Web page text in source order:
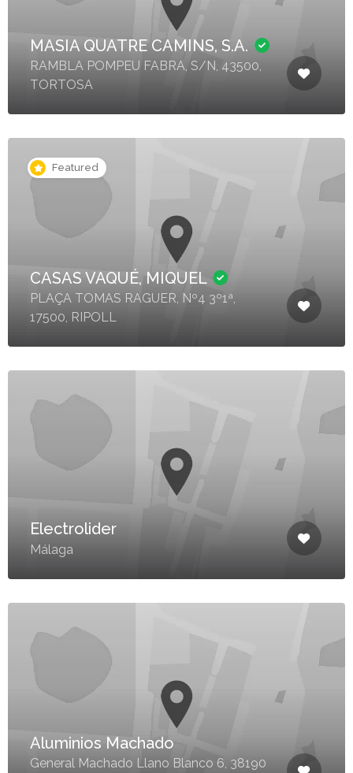
MASIA QUATRE CAMINS, S.A.
RAMBLA POMPEU FABRA, S/N, 43500,
TORTOSA
Featured
CASAS VAQUÉ, MIQUEL
PLAÇA TOMAS RAGUER, Nº4 3º1ª,
17500, RIPOLL
Electrolider
Málaga
Aluminios Machado
General Machado Llano Blanco 6, 38190